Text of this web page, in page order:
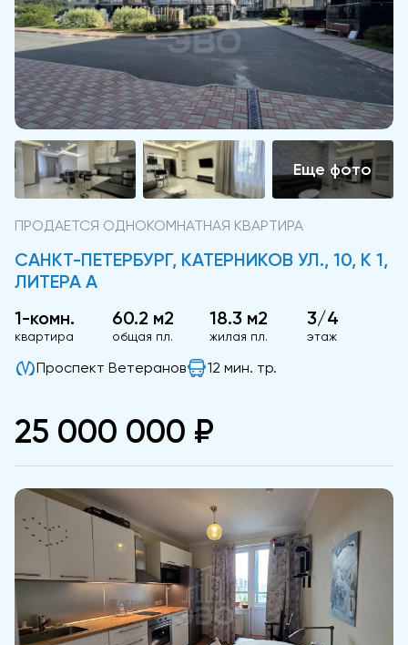
ПРОДАЕТСЯ ОДНОКОМНАТНАЯ КВАРТИРА
САНКТ-ПЕТЕРБУРГ, КАТЕРНИКОВ УЛ., 10, К 1,
ЛИТЕРА А
1-комн.
квартира
60.2 м2
общая пл.
18.3 м2
жилая пл.
3/4
этаж
Проспект Ветеранов 12 мин. тр.
25 000 000 ₽